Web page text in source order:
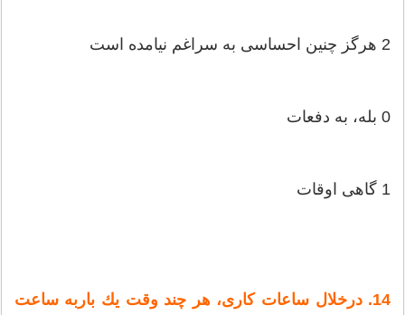
2 هرگز چنین‌ احساسی‌ به‌ سراغم‌ نیامده‌ است‌
0 بله‌، به‌ دفعات‌
1 گاهی‌ اوقات‌
14. درخلال‌ ساعات‌ كاری‌، هر چند وقت‌ یك‌ باربه‌ ساعت‌